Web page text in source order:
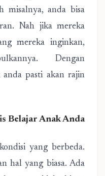
misalnya, anda bisa
Nah jika mereka
mereka inginkan,
Dengan
pasti akan rajin
Belajar Anak Anda
yang berbeda.
hal yang biasa. Ada